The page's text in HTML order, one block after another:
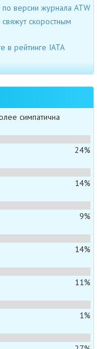
версии журнала ATW
скоростным
в рейтинге IATA
симпатична
24%
14%
9%
14%
11%
1%